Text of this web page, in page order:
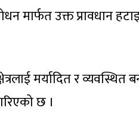
मार्फत उक्त प्रावधान
मर्यादित र व्यवस्थित
छ ।